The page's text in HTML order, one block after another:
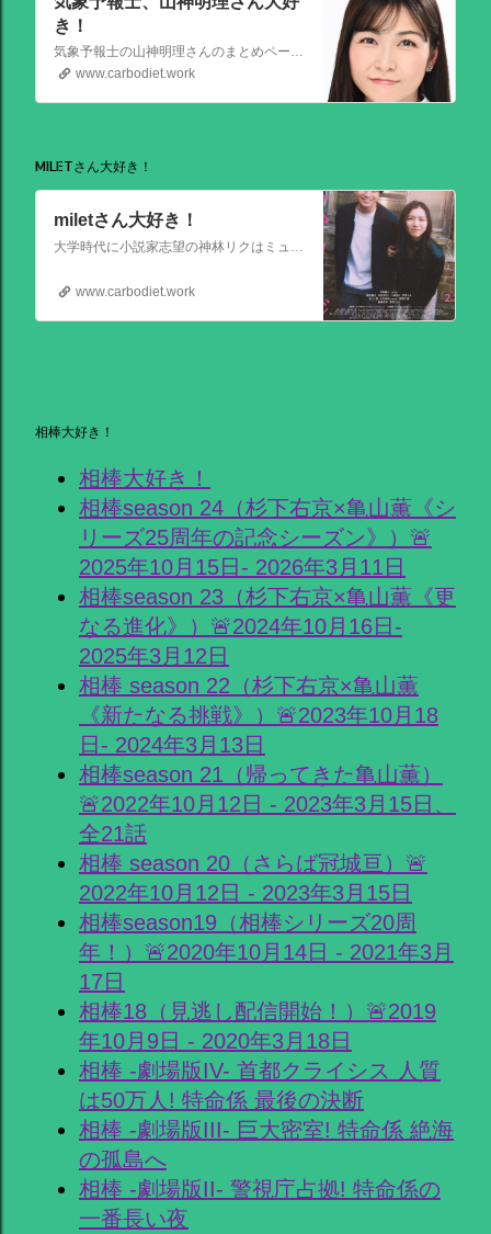
き！
気象予報士の山神明理さんのまとめページを作成しました。情報があればこれからも更新します。 #山上明理 さんではありません、#山神明理 さんです。 #山神さんロス #気象予報士 #防災士 #山上あかり #DayDay
www.carbodiet.work
MILETさん大好き！
miletさん大好き！
www.carbodiet.work
相棒大好き！
相棒大好き！
相棒season 24（杉下右京×亀山薫《シ
リーズ25周年の記念シーズン》）🚨
2025年10月15日- 2026年3月11日
相棒season 23（杉下右京×亀山薫《更
なる進化》）🚨2024年10月16日-
2025年3月12日
相棒 season 22（杉下右京×亀山薫
《新たなる挑戦》）🚨2023年10月18
日- 2024年3月13日
相棒season 21（帰ってきた亀山薫）
🚨2022年10月12日 - 2023年3月15日、
全21話
相棒 season 20（さらば冠城亘）🚨
2022年10月12日 - 2023年3月15日
相棒season19（相棒シリーズ20周
年！）🚨2020年10月14日 - 2021年3月
17日
相棒18（見逃し配信開始！）🚨2019
年10月9日 - 2020年3月18日
相棒 -劇場版IV- 首都クライシス 人質
は50万人! 特命係 最後の決断
相棒 -劇場版III- 巨大密室! 特命係 絶海
の孤島へ
相棒 -劇場版II- 警視庁占拠! 特命係の
一番長い夜